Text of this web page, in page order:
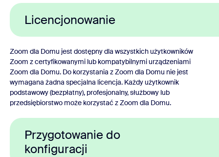
Licencjonowanie
Zoom dla Domu jest dostępny dla wszystkich użytkowników
Zoom z certyfikowanymi lub kompatybilnymi urządzeniami
Zoom dla Domu. Do korzystania z Zoom dla Domu nie jest
wymagana żadna specjalna licencja. Każdy użytkownik
podstawowy (bezpłatny), profesjonalny, służbowy lub
przedsiębiorstwo może korzystać z Zoom dla Domu.
Przygotowanie do
konfiguracji